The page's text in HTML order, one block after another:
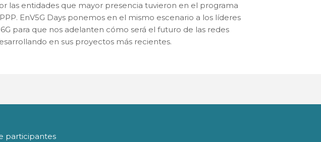
las entidades que mayor presencia tuvieron en el programa
EnV5G Days ponemos en el mismo escenario a los líderes
para que nos adelanten cómo será el futuro de las redes
en sus proyectos más recientes.
participantes